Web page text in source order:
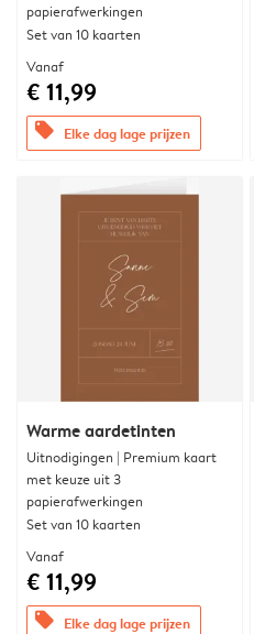
papierafwerkingen
Set van 10 kaarten
Vanaf
€ 11,99
offers Elke dag lage prijzen
Warme aardetinten
Uitnodigingen | Premium kaart
met keuze uit 3
papierafwerkingen
Set van 10 kaarten
Vanaf
€ 11,99
offers Elke dag lage prijzen